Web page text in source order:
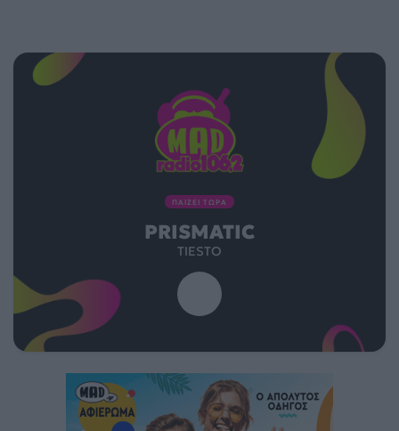
ΠΑΙΖΕΙ ΤΩΡΑ
PRISMATIC
TIESTO